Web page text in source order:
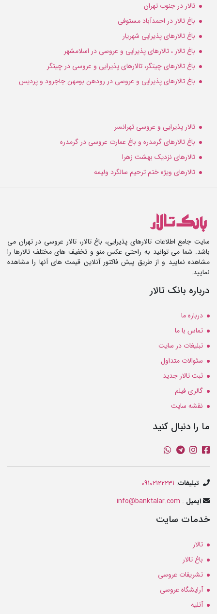
تالار در جنوب تهران
باغ تالار در احمدآباد مستوفی
باغ تالارهای پذیرایی شهریار
باغ تالار ، تالارهای پذیرایی و عروسی در اسلامشهر
باغ تالارهای چیتگر، تالارهای پذیرایی و عروسی در چیتگر
باغ تالارهای پذیرایی و عروسی در رودهن بومهن جاجرود و پردیس
تالار پذیرایی و عروسی تهرانسر
باغ تالارهای گرمدره و باغ عمارت عروسی در گرمدره
تالارهای نزدیک بهشت زهرا
تالارهای ویژه ختم ترحیم سالگرد ولیمه
سایت جامع اطلاعات تالارهای پذیرایی، باغ تالار، تالار عروسی در تهران می
باشد. شما می توانید به راحتی عکس منو و تخفیف های مختلف تالارها را
مشاهده نمایید و از طریق پیش فاکتور آنلاین قیمت های آنها را مشاهده
نمایید.
درباره بانک تالار
درباره ما
تماس با ما
تبلیغات در سایت
سئوالات متداول
ثبت تالار جدید
گالری فیلم
نقشه سایت
ما را دنبال کنید
تبلیغات:
09102122231
ایمیل :
info@banktalar.com
خدمات سایت
تالار
باغ تالار
تشریفات عروسی
آرایشگاه عروسی
آتلیه